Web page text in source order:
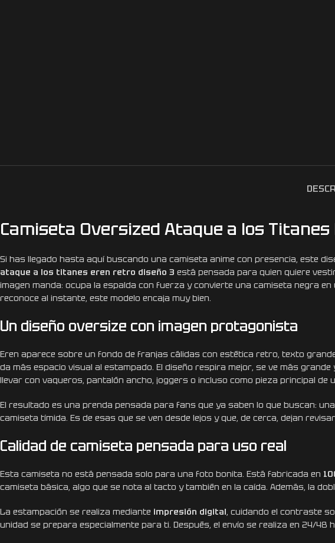
Camiseta Oversized Ataque a los
Si has llegado hasta aquí buscando una camiseta anime con presencia, este
ataque a los titanes eren retro diseño 3 está pensada para quien quiere
imagen manda: ocupa la espalda con fuerza y convierte una camiseta negra
reconoce al instante, este modelo encaja muy bien.
Un diseño oversize con imagen protagonista
Eren aparece sobre un fondo de franjas cálidas con estética retro, texto
da más espacio visual al estampado. El diseño respira mejor, se ve más
llevar con vaqueros, pantalón ancho, joggers o incluso como pieza principal de
El resultado es una prenda pensada para fans que ya saben lo que buscan:
camiseta tímida. Es de esas que se ven desde lejos y que, de cerca, dejan
Calidad de camiseta pensada para uso real
Esta camiseta no está pensada solo para una foto bonita. Está fabricada en
camiseta básica, algo que se nota al tacto y también en la caída. Además, la
La estampación se realiza mediante impresión digital, cuidando el contraste
unidad se prepara especialmente para ti. Después, el envío se realiza en 24/